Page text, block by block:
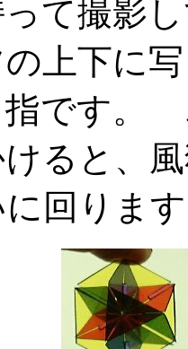
て撮影
上下に
指です。
ると、
回りま